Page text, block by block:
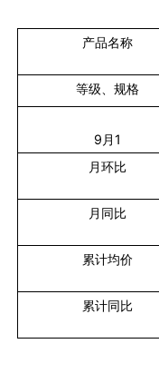
产品名称
等级、规格
9 月1
月环比
月同比
累计均价
累计同比